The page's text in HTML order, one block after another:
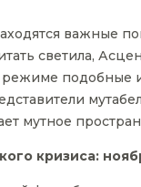
важные
светила,
подобные
мутное
кризиса: